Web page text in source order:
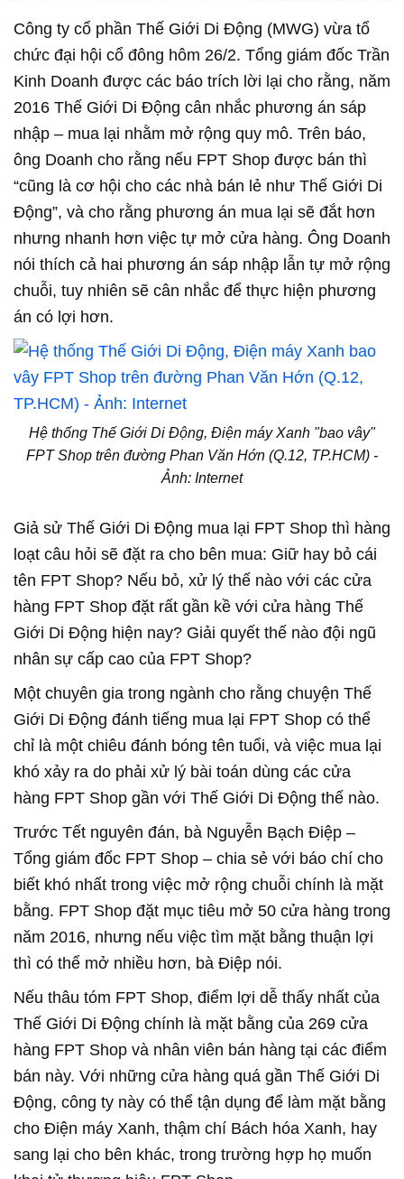
Công ty cổ phần Thế Giới Di Động (MWG) vừa tổ
chức đại hội cổ đông hôm 26/2. Tổng giám đốc Trần
Kinh Doanh được các báo trích lời lại cho rằng, năm
2016 Thế Giới Di Động cân nhắc phương án sáp
nhập – mua lại nhằm mở rộng quy mô. Trên báo,
ông Doanh cho rằng nếu FPT Shop được bán thì
“cũng là cơ hội cho các nhà bán lẻ như Thế Giới Di
Động”, và cho rằng phương án mua lại sẽ đắt hơn
nhưng nhanh hơn việc tự mở cửa hàng. Ông Doanh
nói thích cả hai phương án sáp nhập lẫn tự mở rộng
chuỗi, tuy nhiên sẽ cân nhắc để thực hiện phương
án có lợi hơn.
Hệ thống Thế Giới Di Động, Điện máy Xanh "bao vây"
FPT Shop trên đường Phan Văn Hớn (Q.12, TP.HCM) -
Ảnh: Internet
Giả sử Thế Giới Di Động mua lại FPT Shop thì hàng
loạt câu hỏi sẽ đặt ra cho bên mua: Giữ hay bỏ cái
tên FPT Shop? Nếu bỏ, xử lý thế nào với các cửa
hàng FPT Shop đặt rất gần kề với cửa hàng Thế
Giới Di Động hiện nay? Giải quyết thế nào đội ngũ
nhân sự cấp cao của FPT Shop?
Một chuyên gia trong ngành cho rằng chuyện Thế
Giới Di Động đánh tiếng mua lại FPT Shop có thể
chỉ là một chiêu đánh bóng tên tuổi, và việc mua lại
khó xảy ra do phải xử lý bài toán dùng các cửa
hàng FPT Shop gần với Thế Giới Di Động thế nào.
Trước Tết nguyên đán, bà Nguyễn Bạch Điệp –
Tổng giám đốc FPT Shop – chia sẻ với báo chí cho
biết khó nhất trong việc mở rộng chuỗi chính là mặt
bằng. FPT Shop đặt mục tiêu mở 50 cửa hàng trong
năm 2016, nhưng nếu việc tìm mặt bằng thuận lợi
thì có thể mở nhiều hơn, bà Điệp nói.
Nếu thâu tóm FPT Shop, điểm lợi dễ thấy nhất của
Thế Giới Di Động chính là mặt bằng của 269 cửa
hàng FPT Shop và nhân viên bán hàng tại các điểm
bán này. Với những cửa hàng quá gần Thế Giới Di
Động, công ty này có thể tận dụng để làm mặt bằng
cho Điện máy Xanh, thậm chí Bách hóa Xanh, hay
sang lại cho bên khác, trong trường hợp họ muốn